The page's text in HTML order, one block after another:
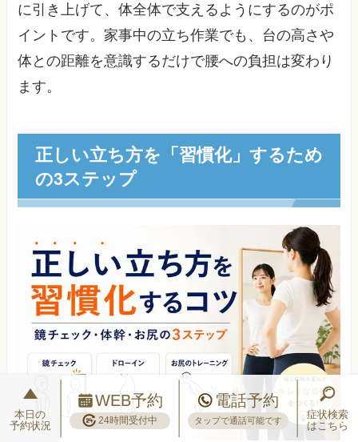
に引き上げて、体全体で支えるようにするのがポ
イントです。家事中の立ち作業でも、台の高さや
体との距離を意識するだけで腰への負担は変わり
ます。
正しい立ち方を「習慣化」するため
の3ステップ
本日の
予約状況
WEB予約
24時間受付中
電話予約
タップで通話可能です
症状検索
はこちら